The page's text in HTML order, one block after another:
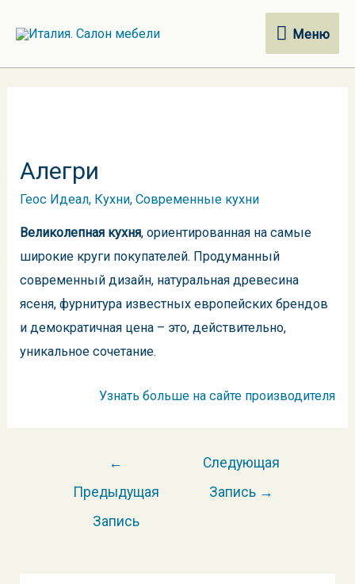
Меню
Меню
Алегри
Геос Идеал, Кухни,Современные кухни
Великолепная кухня, ориентированная на самые
широкие круги покупателей. Продуманный
современный дизайн, натуральная древесина
ясеня, фурнитура известных европейских брендов
и демократичная цена – это, действительно,
уникальное сочетание.
Узнать больше на сайте производителя
Навигация
записям
←
Предыдущая
Запись
Следующая
Запись →